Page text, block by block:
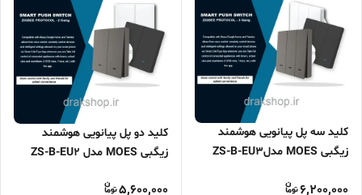
کلید سه پل پیانویی هوشمند
زیگبی MOES مدلZS-B-EU3
6,200,000
کلید دو پل پیانویی هوشمند
زیگبی MOES مدل ZS-B-EU2
5,600,000